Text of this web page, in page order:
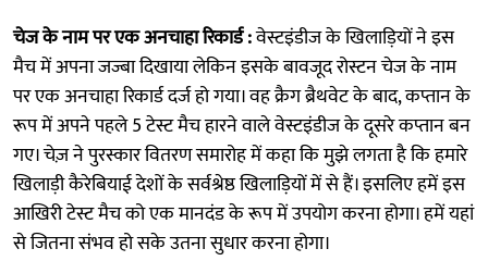
चेज के नाम पर एक अनचाहा रिकार्ड :वेस्टइंडीज के खिलाड़ियों ने इस
मैच में अपना जज्बा दिखाया लेकिन इसके बावजूद रोस्टन चेज के नाम
पर एक अनचाहा रिकार्ड दर्ज हो गया। वह क्रैग ब्रैथवेट के बाद, कप्तान के
रूप में अपने पहले 5 टेस्ट मैच हारने वाले वेस्टइंडीज के दूसरे कप्तान बन
गए। चेज़ ने पुरस्कार वितरण समारोह में कहा कि मुझे लगता है कि हमारे
खिलाड़ी कैरेबियाई देशों के सर्वश्रेष्ठ खिलाड़ियों में से हैं। इसलिए हमें इस
आखिरी टेस्ट मैच को एक मानदंड के रूप में उपयोग करना होगा। हमें यहां
से जितना संभव हो सके उतना सुधार करना होगा।